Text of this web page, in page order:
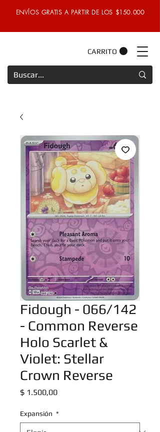
ENVÍOS GRATIS A PARTIR DE LOS $150.000
CARRITO
Fidough - 066/142
- Common Reverse
Holo Scarlet &
Violet: Stellar
Crown Reverse
$ 1.500,00Precio
Expansión *